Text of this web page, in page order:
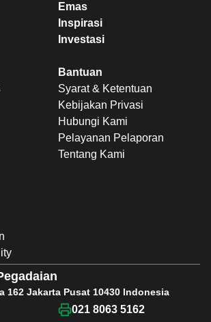
Emas
Inspirasi
Investasi
Bantuan
Syarat & Ketentuan
Kebijakan Privasi
Hubungi Kami
Pelayanan Pelaporan
Tentang Kami
162 Jakarta Pusat 10430 Indonesia
021 8063 5162